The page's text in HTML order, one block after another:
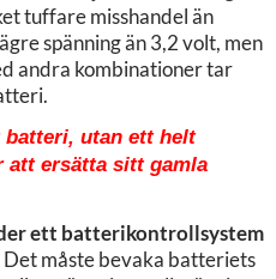
tuffare misshandel än
spänning än 3,2 volt, men
andra kombinationer tar
utan ett helt
att ersätta sitt gamla
ett batterikontrollsystem
måste bevaka batteriets